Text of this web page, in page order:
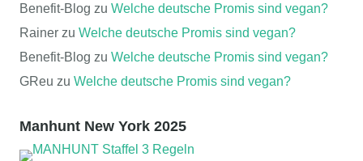
Benefit-Blog zu Welche deutsche Promis sind vegan?
Rainer zu Welche deutsche Promis sind vegan?
Benefit-Blog zu Welche deutsche Promis sind vegan?
GReu zu Welche deutsche Promis sind vegan?
Manhunt New York 2025